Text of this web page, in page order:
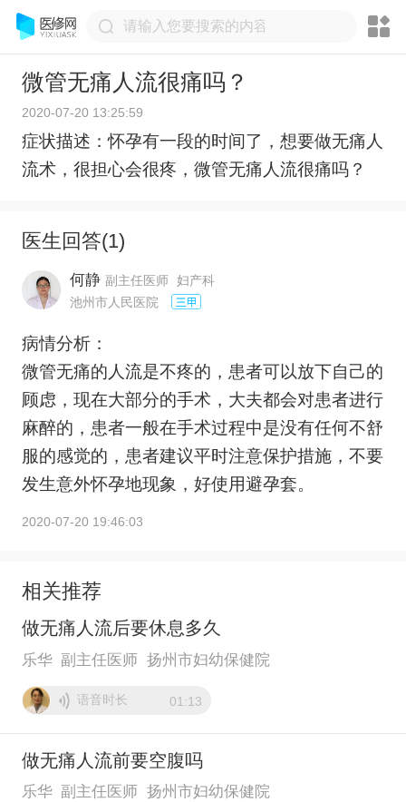
微管无痛人流很痛吗？
2020-07-20 13:25:59
症状描述：怀孕有一段的时间了，想要做无痛人
流术，很担心会很疼，微管无痛人流很痛吗？
医生回答(1)
何静 副主任医师 妇产科
池州市人民医院
病情分析：
微管无痛的人流是不疼的，患者可以放下自己的
顾虑，现在大部分的手术，大夫都会对患者进行
麻醉的，患者一般在手术过程中是没有任何不舒
服的感觉的，患者建议平时注意保护措施，不要
发生意外怀孕地现象，好使用避孕套。
2020-07-20 19:46:03
相关推荐
做无痛人流后要休息多久
乐华 副主任医师 扬州市妇幼保健院
语音时长 01:13
做无痛人流前要空腹吗
乐华 副主任医师 扬州市妇幼保健院